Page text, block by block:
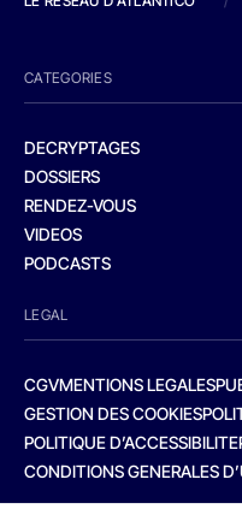
CATEGORIES
DECRYPTAGES
DOSSIERS
RENDEZ-VOUS
VIDEOS
PODCASTS
LEGAL
CGVMENTIONS LEGALES
GESTION DES COOKIES
POLITIQUE D’ACCESSIBILITE
CONDITIONS GENERALES